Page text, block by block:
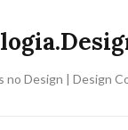
Design | Design